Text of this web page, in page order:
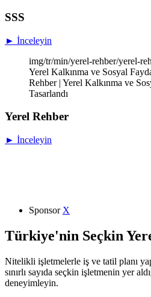
SSS
► İnceleyin
img/tr/min/yerel-rehber/yerel-
Yerel Kalkınma ve Sosyal
Rehber | Yerel Kalkınma ve
Tasarlandı
Yerel Rehber
► İnceleyin
Sponsor X
Türkiye'nin Seçkin
Nitelikli işletmelerle iş ve tatil planı
sınırlı sayıda seçkin işletmenin yer
deneyimleyin.